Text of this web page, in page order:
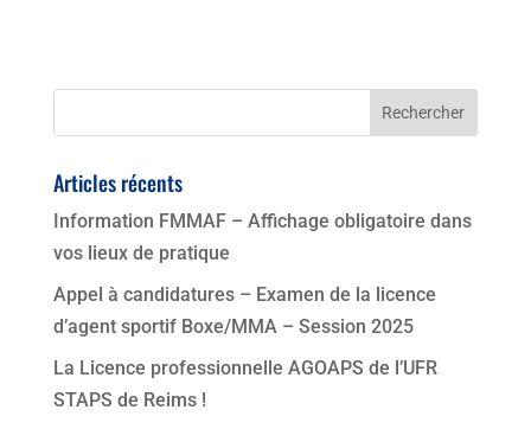
Articles récents
Information FMMAF – Affichage obligatoire dans
vos lieux de pratique
Appel à candidatures – Examen de la licence
d’agent sportif Boxe/MMA – Session 2025
La Licence professionnelle AGOAPS de l’UFR
STAPS de Reims !